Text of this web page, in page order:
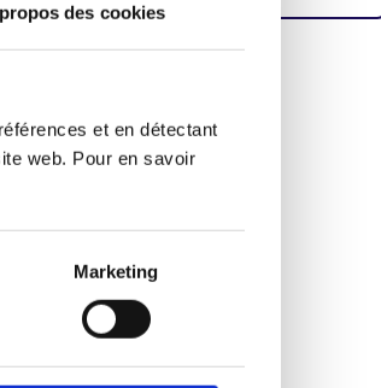
des cookies
et en détectant
web. Pour en savoir
Marketing
dans les textes a été